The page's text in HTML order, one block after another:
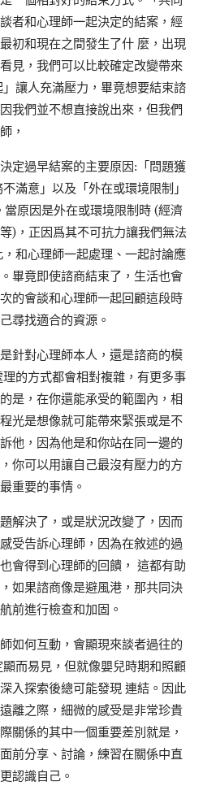
者和心理師一起決定的結案，經
初和現在之間發生了什 麼，出現
見，我們可以比較確定改變帶來
讓人充滿壓力，畢竟想要結束諮
我們並不想直接說出來，但我們
，
定過早結案的主要原因:「問題獲
滿意」以及「外在或環境限制」
原因是外在或環境限制時 (經濟
)，正因爲其不可抗力讓我們無法
和心理師一起處理、一起討論應
畢竟即使諮商結束了，生活也會
的會談和心理師一起回顧這段時
尋找適合的資源。
針對心理師本人，還是諮商的模
的方式都會相對複雜，有更多事
是，在你還能承受的範圍內，相
光是想像就可能帶來緊張或是不
他，因為他是和你站在同一邊的
你可以用讓自己最沒有壓力的方
重要的事情。
解決了，或是狀況改變了，因而
受告訴心理師，因為在敘述的過
會得到心理師的回饋， 這都有助
如果諮商像是避風港，那共同決
前進行檢查和加固。
如何互動，會顯現來談者過往的
而易見，但就像嬰兒時期和照顧
入探索後總可能發現 連結。因此
離之際，細微的感受是非常珍貴
關係的其中一個重要差別就是，
前分享、討論，練習在關係中直
認識自己。